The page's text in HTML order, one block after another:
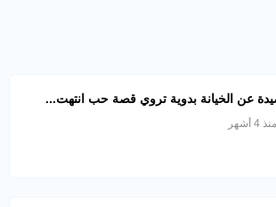
عن الخيانة بدوية تروي قصة حب انتهت...
منذ 4 أشهر